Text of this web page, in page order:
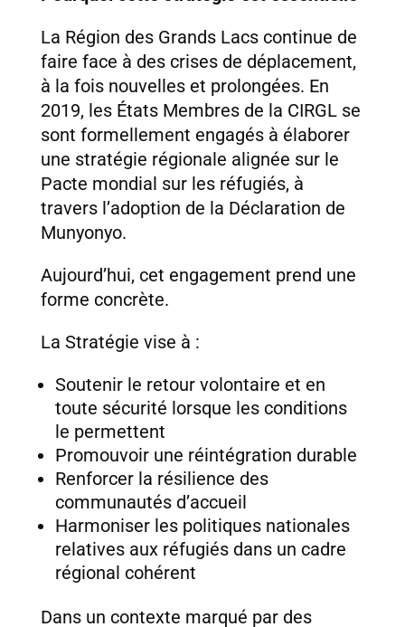
La Région des Grands Lacs continue de
faire face à des crises de déplacement,
à la fois nouvelles et prolongées. En
2019, les États Membres de la CIRGL se
sont formellement engagés à élaborer
une stratégie régionale alignée sur le
Pacte mondial sur les réfugiés, à
travers l’adoption de la Déclaration de
Munyonyo.
Aujourd’hui, cet engagement prend une
forme concrète.
La Stratégie vise à :
Soutenir le retour volontaire et en
toute sécurité lorsque les conditions
le permettent
Promouvoir une réintégration durable
Renforcer la résilience des
communautés d’accueil
Harmoniser les politiques nationales
relatives aux réfugiés dans un cadre
régional cohérent
Dans un contexte marqué par des